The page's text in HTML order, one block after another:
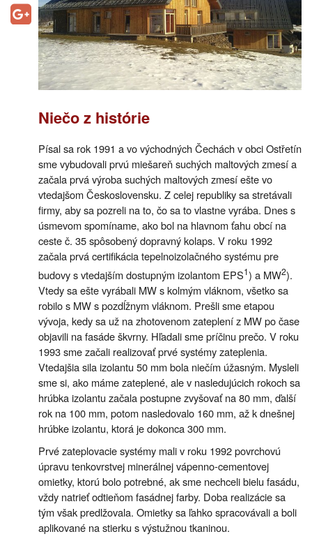
Niečo z histórie
Písal sa rok 1991 a vo východných Čechách v obci Ostřetín
sme vybudovali prvú miešareň suchých maltových zmesí a
začala prvá výroba suchých maltových zmesí ešte vo
vtedajšom Československu. Z celej republiky sa stretávali
firmy, aby sa pozreli na to, čo sa to vlastne vyrába. Dnes s
úsmevom spomíname, ako bol na hlavnom ťahu obcí na
ceste č. 35 spôsobený dopravný kolaps. V roku 1992
začala prvá certifikácia tepelnoizolačného systému pre
budovy s vtedajším dostupným izolantom EPS1) a MW2).
Vtedy sa ešte vyrábali MW s kolmým vláknom, všetko sa
robilo s MW s pozdĺžnym vláknom. Prešli sme etapou
vývoja, kedy sa už na zhotovenom zateplení z MW po čase
objavili na fasáde škvrny. Hľadali sme príčinu prečo. V roku
1993 sme začali realizovať prvé systémy zateplenia.
Vtedajšia sila izolantu 50 mm bola niečím úžasným. Mysleli
sme si, ako máme zateplené, ale v nasledujúcich rokoch sa
hrúbka izolantu začala postupne zvyšovať na 80 mm, ďalší
rok na 100 mm, potom nasledovalo 160 mm, až k dnešnej
hrúbke izolantu, ktorá je dokonca 300 mm.
Prvé zateplovacie systémy mali v roku 1992 povrchovú
úpravu tenkovrstvej minerálnej vápenno-cementovej
omietky, ktorú bolo potrebné, ak sme nechceli bielu fasádu,
vždy natrieť odtieňom fasádnej farby. Doba realizácie sa
tým však predlžovala. Omietky sa ľahko spracovávali a boli
aplikované na stierku s výstužnou tkaninou.